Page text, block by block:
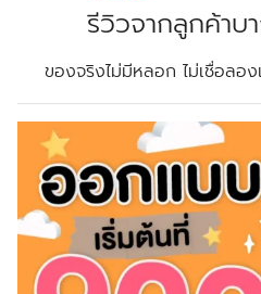
รีวิวจากลูกค้าบ
ของจริงไม่มีหลอก ไม่เชื่อลอง